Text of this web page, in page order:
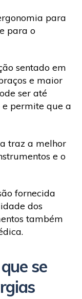
para
para o
sentado em
e maior
ser até
e permite que a
traz a melhor
e o
fornecida
dos
também
se